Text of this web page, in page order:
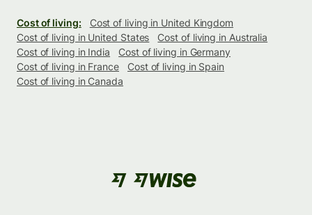
Cost of living:
Cost of living in United Kingdom
Cost of living in United States
Cost of living in Australia
Cost of living in India
Cost of living in Germany
Cost of living in France
Cost of living in Spain
Cost of living in Canada